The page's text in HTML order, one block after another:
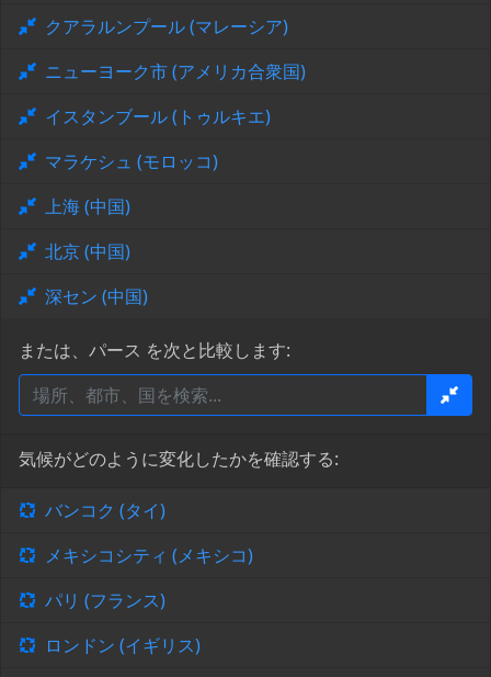
クアラルンプール (マレーシア)
ニューヨーク市 (アメリカ合衆国)
イスタンブール (トゥルキエ)
マラケシュ (モロッコ)
上海 (中国)
北京 (中国)
深セン (中国)
または、パース を次と比較します:
気候がどのように変化したかを確認する:
バンコク (タイ)
メキシコシティ (メキシコ)
パリ (フランス)
ロンドン (イギリス)